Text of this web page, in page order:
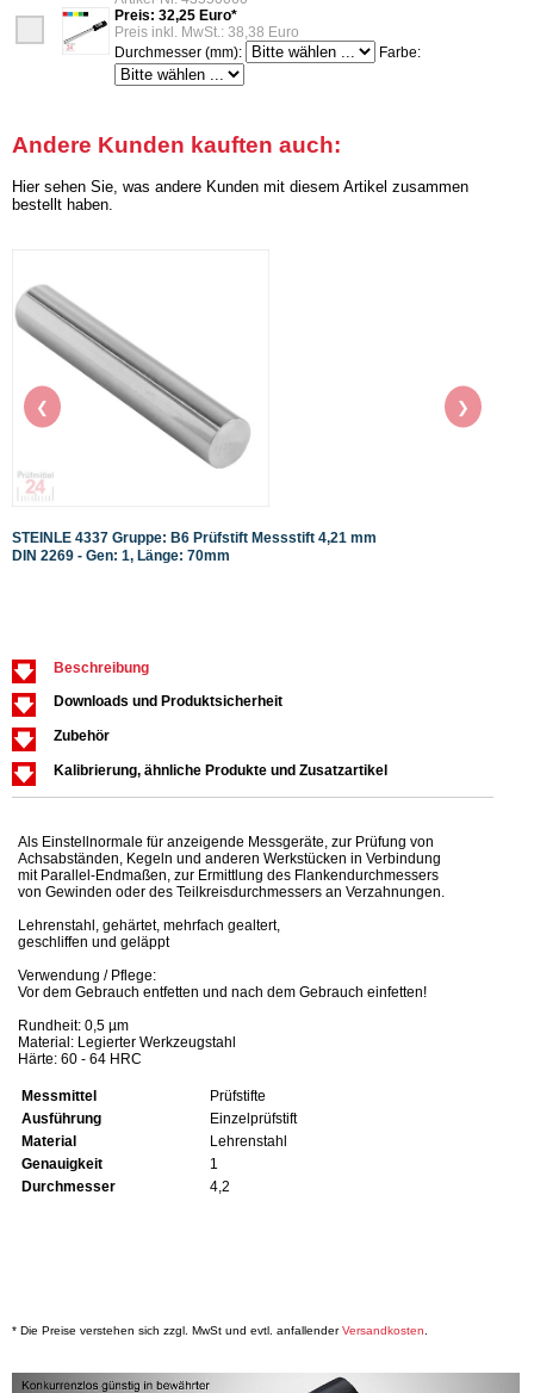
Preis: 32,25 Euro*
Preis inkl. MwSt.: 38,38 Euro
Durchmesser (mm):
Farbe:
Andere Kunden kauften auch:
Hier sehen Sie, was andere Kunden mit diesem Artikel zusammen
bestellt haben.
STEINLE 4337 Gruppe: B6 Prüfstift Messstift 4,21 mm
DIN 2269 - Gen: 1, Länge: 70mm
❮ ❯
Beschreibung
Downloads und Produktsicherheit
Zubehör
Kalibrierung, ähnliche Produkte und Zusatzartikel
Als Einstellnormale für anzeigende Messgeräte, zur Prüfung von
Achsabständen, Kegeln und anderen Werkstücken in Verbindung
mit Parallel-Endmaßen, zur Ermittlung des Flankendurchmessers
von Gewinden oder des Teilkreisdurchmessers an Verzahnungen.
Lehrenstahl, gehärtet, mehrfach gealtert,
geschliffen und geläppt
Verwendung / Pflege:
Vor dem Gebrauch entfetten und nach dem Gebrauch einfetten!
Rundheit: 0,5 µm
Material: Legierter Werkzeugstahl
Härte: 60 - 64 HRC
Messmittel
Prüfstifte
Ausführung
Einzelprüfstift
Material
Lehrenstahl
Genauigkeit
1
Durchmesser
4,2
* Die Preise verstehen sich zzgl. MwSt und evtl. anfallenderVersandkosten